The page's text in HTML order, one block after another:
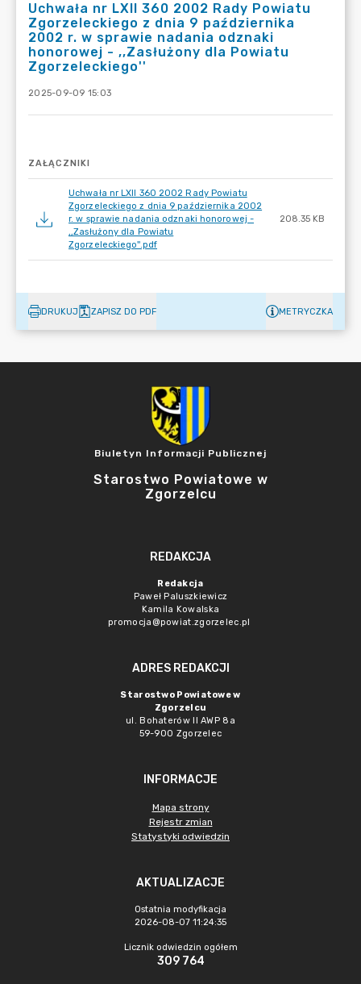
Uchwała nr LXII 360 2002 Rady Powiatu
Zgorzeleckiego z dnia 9 października
2002 r. w sprawie nadania odznaki
honorowej - ,,Zasłużony dla Powiatu
Zgorzeleckiego''
2025-09-09 15:03
ZAŁĄCZNIKI
Uchwała nr LXII 360 2002 Rady Powiatu
Zgorzeleckiego z dnia 9 października 2002
r. w sprawie nadania odznaki honorowej -
,,Zasłużony dla Powiatu
Zgorzeleckiego''.pdf
208.35 KB
DRUKUJ ZAPISZ DO PDF METRYCZKA
Biuletyn Informacji Publicznej
Starostwo Powiatowe w
Zgorzelcu
REDAKCJA
Redakcja
Paweł Paluszkiewicz
Kamila Kowalska
promocja@powiat.zgorzelec.pl
ADRES REDAKCJI
Starostwo Powiatowe w
Zgorzelcu
ul. Bohaterów II AWP 8a
59-900 Zgorzelec
INFORMACJE
Mapa strony
Rejestr zmian
Statystyki odwiedzin
AKTUALIZACJE
Ostatnia modyfikacja
2026-08-07 11:24:35
Licznik odwiedzin ogółem
309 764